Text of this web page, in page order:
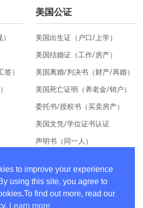
）
美国公证
美国出生证（户口/上学）
美国结婚证（工作/房产）
美国离婚/判决书（财产/再婚）
美国死亡证明（养老金/销户）
委托书/授权书（买卖房产）
美国文凭/学位证书认证
声明书（同一人）
to improve your experience
using this site, you agree to
find out more, read our
Learn more